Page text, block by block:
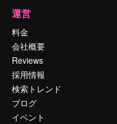
運営
料金
会社概要
Reviews
採用情報
検索トレンド
ブログ
イベント